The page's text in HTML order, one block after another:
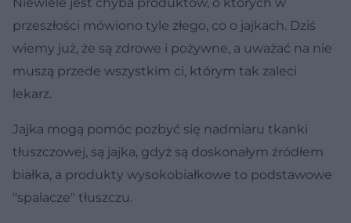
przeszłości mówiono tyle złego, co o jajkach. Dziś
wiemy już, że są zdrowe i pożywne, a uważać na nie
muszą przede wszystkim ci, którym tak zaleci
lekarz.
Jajka mogą pomóc pozbyć się nadmiaru tkanki
tłuszczowej, są jajka, gdyż są doskonałym źródłem
białka, a produkty wysokobiałkowe to podstawowe
"spalacze" tłuszczu.